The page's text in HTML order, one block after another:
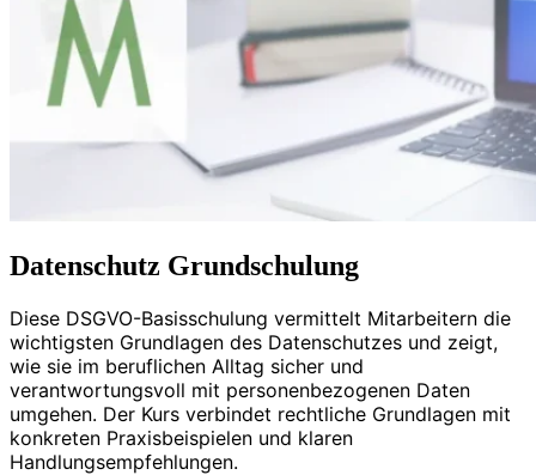
Datenschutz Grundschulung
Diese DSGVO-Basisschulung vermittelt Mitarbeitern die
wichtigsten Grundlagen des Datenschutzes und zeigt,
wie sie im beruflichen Alltag sicher und
verantwortungsvoll mit personenbezogenen Daten
umgehen. Der Kurs verbindet rechtliche Grundlagen mit
konkreten Praxisbeispielen und klaren
Handlungsempfehlungen.